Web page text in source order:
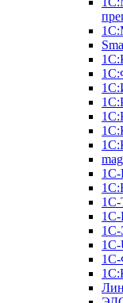
1С-
1С-
1С-
1С-
1С-